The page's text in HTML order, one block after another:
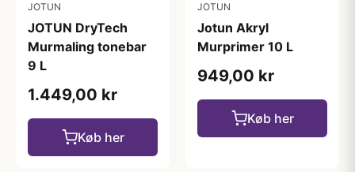
JOTUN
JOTUN DryTech
Murmaling tonebar
9 L
1.449,00 kr
Køb her
JOTUN
Jotun Akryl
Murprimer 10 L
949,00 kr
Køb her